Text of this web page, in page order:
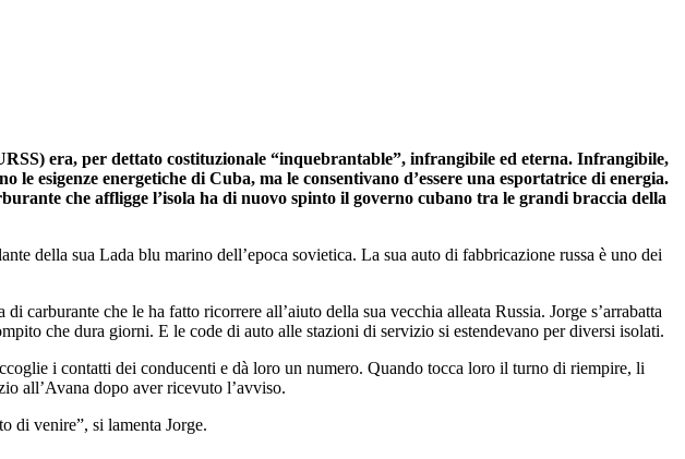
era, per dettato costituzionale “inquebrantable”, infrangibile ed eterna. Infrangibile,
esigenze energetiche di Cuba, ma le consentivano d’essere una esportatrice di energia.
che affligge l’isola ha di nuovo spinto il governo cubano tra le grandi braccia della
della sua Lada blu marino dell’epoca sovietica. La sua auto di fabbricazione russa è uno dei
carburante che le ha fatto ricorrere all’aiuto della sua vecchia alleata Russia. Jorge s’arrabatta
che dura giorni. E le code di auto alle stazioni di servizio si estendevano per diversi isolati.
i contatti dei conducenti e dà loro un numero. Quando tocca loro il turno di riempire, li
all’Avana dopo aver ricevuto l’avviso.
di venire”, si lamenta Jorge.